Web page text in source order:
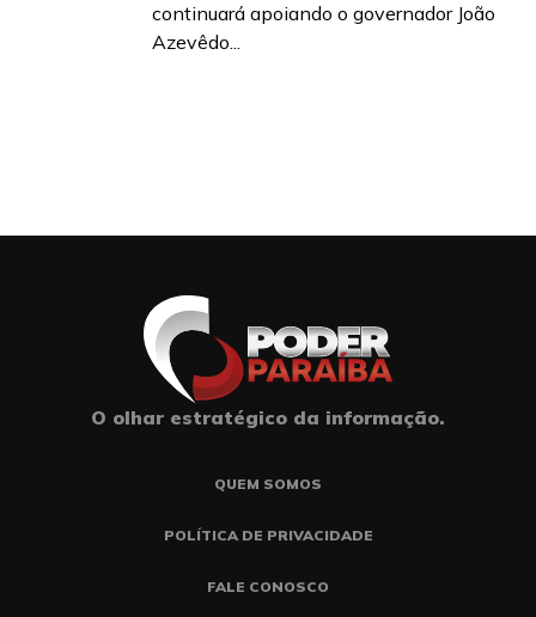
continuará apoiando o governador João
Azevêdo...
O olhar estratégico da informação.
QUEM SOMOS
POLÍTICA DE PRIVACIDADE
FALE CONOSCO